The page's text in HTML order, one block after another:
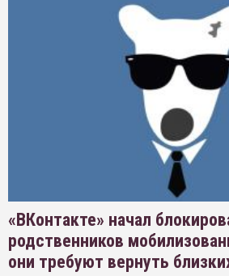
«ВКонтакте» начал
родственников
они требуют вернуть